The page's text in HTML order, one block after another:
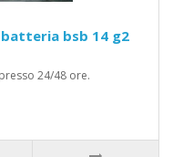
batteria bsb 14 g2
24/48 ore.